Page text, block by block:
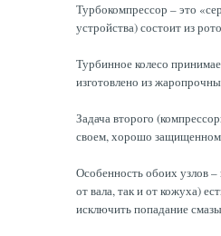
Турбокомпрессор – это
устройства) состоит из
Турбинное колесо
изготовлено из
Задача второго
своем, хорошо
Особенность обоих узлов
от вала, так и от кожуха)
исключить попадание